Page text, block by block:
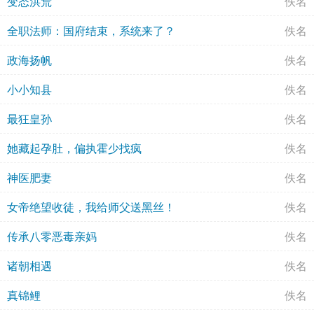
全职法师：国府结束，系统来了？ 佚名
政海扬帆 佚名
小小知县 佚名
最狂皇孙 佚名
她藏起孕肚，偏执霍少找疯 佚名
神医肥妻 佚名
女帝绝望收徒，我给师父送黑丝！ 佚名
传承八零恶毒亲妈 佚名
诸朝相遇 佚名
真锦鲤 佚名